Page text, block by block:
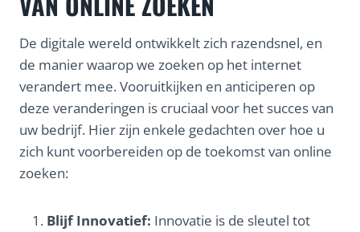
De digitale wereld ontwikkelt zich razendsnel, en
de manier waarop we zoeken op het internet
verandert mee. Vooruitkijken en anticiperen op
deze veranderingen is cruciaal voor het succes van
uw bedrijf. Hier zijn enkele gedachten over hoe u
zich kunt voorbereiden op de toekomst van online
zoeken:
Blijf Innovatief: Innovatie is de sleutel tot